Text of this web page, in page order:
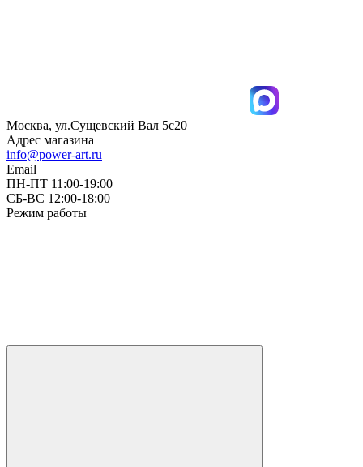
Москва, ул.Сущевский Вал 5с20
Адрес магазина
info@power-art.ru
Email
ПН-ПТ 11:00-19:00
СБ-ВС 12:00-18:00
Режим работы